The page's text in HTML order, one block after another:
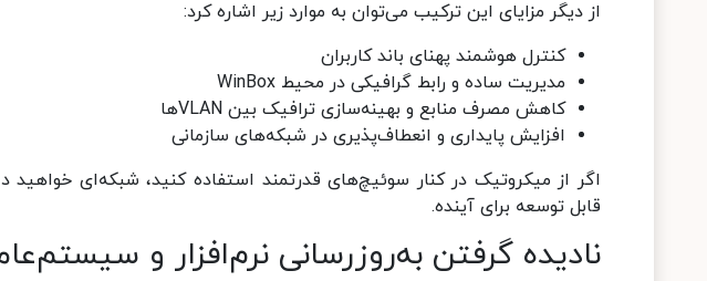
از دیگر مزایای این ترکیب می‌توان به موارد زیر اشاره کرد:
کنترل هوشمند پهنای باند کاربران
مدیریت ساده و رابط گرافیکی در محیط WinBox
کاهش مصرف منابع و بهینه‌سازی ترافیک بین VLANها
افزایش پایداری و انعطاف‌پذیری در شبکه‌های سازمانی
اگر از میکروتیک در کنار سوئیچ‌های قدرتمند استفاده کنید، شبکه‌ای
قابل توسعه برای آینده.
نادیده گرفتن به‌روزرسانی نرم‌افزار و